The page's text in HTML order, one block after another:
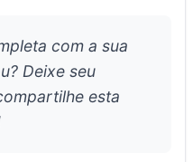
com a sua
Deixe seu
esta